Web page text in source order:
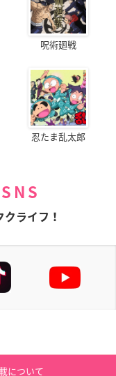
呪術廻戦
忍たま乱太郎
ライフ！
について